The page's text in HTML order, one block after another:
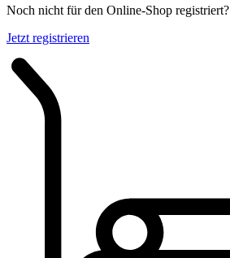
Noch nicht für den Online-Shop registriert?
Jetzt registrieren